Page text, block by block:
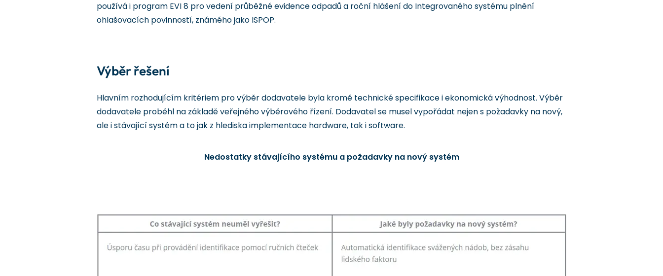
používá i program EVI 8 pro vedení průběžné evidence odpadů a roční hlášení do Integrovaného systému plnění
ohlašovacích povinností, známého jako ISPOP.
Výběr řešení
Hlavním rozhodujícím kritériem pro výběr dodavatele byla kromě technické specifikace i ekonomická výhodnost. Výběr
dodavatele proběhl na základě veřejného výběrového řízení. Dodavatel se musel vypořádat nejen s požadavky na nový,
ale i stávající systém a to jak z hlediska implementace hardware, tak i software.
Nedostatky stávajícího systému a požadavky na nový systém